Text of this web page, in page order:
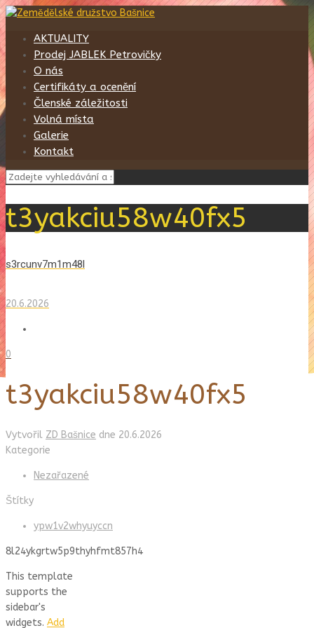
AKTUALITY
Prodej JABLEK Petrovičky
O nás
Certifikáty a ocenění
Členské záležitosti
Volná místa
Galerie
Kontakt
t3yakciu58w40fx5
s3rcunv7m1m48l
20.6.2026
0
t3yakciu58w40fx5
Vytvořil ZD Bašnice dne 20.6.2026
Kategorie
Nezařazené
Štítky
ypw1v2whyuyccn
8l24ykgrtw5p9thyhfmt857h4
This template
supports the
sidebar's
widgets. Add